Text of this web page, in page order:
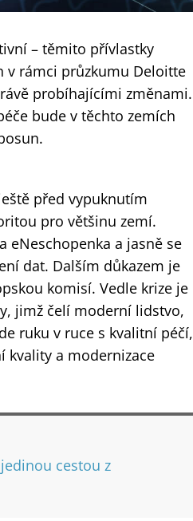
– těmito přívlastky
v rámci průzkumu Deloitte
probíhajícími změnami.
bude v těchto zemích
před vypuknutím
pro většinu zemí.
eNeschopenka a jasně se
dat. Dalším důkazem je
komisí. Vedle krize je
jimž čelí moderní lidstvo,
ruku v ruce s kvalitní péčí,
kvality a modernizace
cestou z